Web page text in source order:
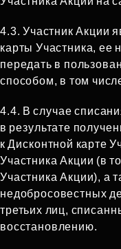
4.3. Участник Акции
карты Участника, ее
передать в
способом, в том
4.4. В случае
в результате
к Дисконтной карте
Участника Акции (в
Участника Акции), а
недобросовестных
третьих лиц,
восстановлению.